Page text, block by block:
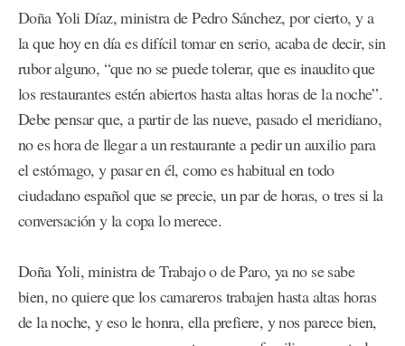
Doña Yoli Díaz, ministra de Pedro Sánchez, por cierto, y a
la que hoy en día es difícil tomar en serio, acaba de decir, sin
rubor alguno, “que no se puede tolerar, que es inaudito que
los restaurantes estén abiertos hasta altas horas de la noche”.
Debe pensar que, a partir de las nueve, pasado el meridiano,
no es hora de llegar a un restaurante a pedir un auxilio para
el estómago, y pasar en él, como es habitual en todo
ciudadano español que se precie, un par de horas, o tres si la
conversación y la copa lo merece.
Doña Yoli, ministra de Trabajo o de Paro, ya no se sabe
bien, no quiere que los camareros trabajen hasta altas horas
de la noche, y eso le honra, ella prefiere, y nos parece bien,